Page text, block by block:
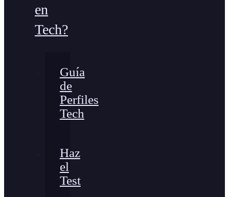
en
Tech?
Guía
de
Perfiles
Tech
Haz
el
Test